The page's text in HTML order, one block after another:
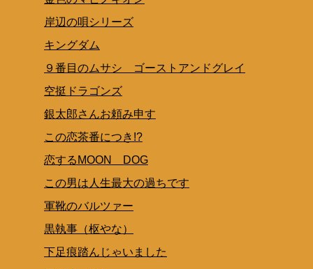
岸辺の唄シリーズ
キングダム
９番目のムサシ ゴーストアンドグレイ
空挺ドラゴンズ
銀太郎さんお頼み申す
この恋茶番につき!?
恋するMOON DOG
この男は人生最大の過ちです
軍靴のバルツァー
黒執事（枢やな）
下足痕踏んじゃいました